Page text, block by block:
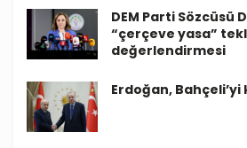
DEM Parti Sözcüsü
“çerçeve yasa”
değerlendirmesi
Erdoğan,